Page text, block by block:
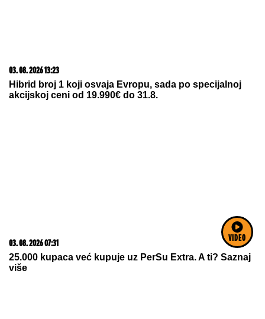
VIDEO
03. 08. 2026 13:23
Hibrid broj 1 koji osvaja Evropu, sada po specijalnoj
akcijskoj ceni od 19.990€ do 31.8.
03. 08. 2026 07:31
25.000 kupaca već kupuje uz PerSu Extra. A ti? Saznaj
više